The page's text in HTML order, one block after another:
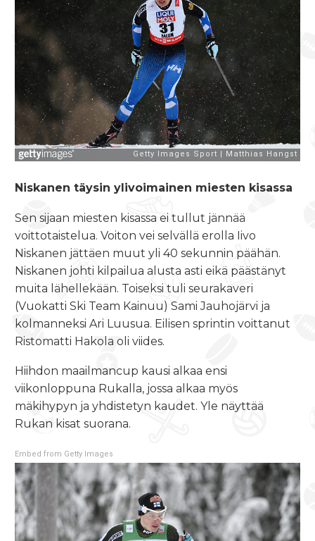
Niskanen täysin ylivoimainen miesten kisassa
Sen sijaan miesten kisassa ei tullut jännää
voittotaistelua. Voiton vei selvällä erolla Iivo
Niskanen jättäen muut yli 40 sekunnin päähän.
Niskanen johti kilpailua alusta asti eikä päästänyt
muita lähellekään. Toiseksi tuli seurakaveri
(Vuokatti Ski Team Kainuu) Sami Jauhojärvi ja
kolmanneksi Ari Luusua. Eilisen sprintin voittanut
Ristomatti Hakola oli viides.
Hiihdon maailmancup kausi alkaa ensi
viikonloppuna Rukalla, jossa alkaa myös
mäkihypyn ja yhdistetyn kaudet. Yle näyttää
Rukan kisat suorana.
Embed from Getty Images